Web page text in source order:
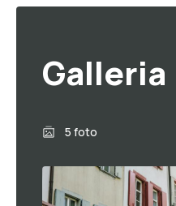
Galleria
5 foto